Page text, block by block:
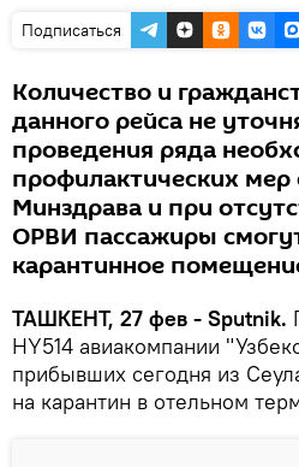
Подписаться
Количество и
данного рейса не
проведения ряда
профилактических мер
Минздрава и при
ОРВИ пассажиры
карантинное
ТАШКЕНТ, 27 фев - Sputnik.
HY514 авиакомпании
прибывших сегодня из
на карантин в отельном